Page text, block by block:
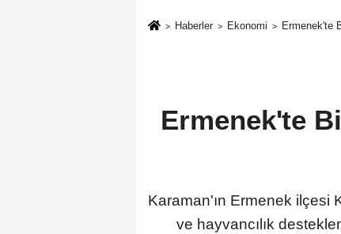
Haberler Ekonomi Ermenek'te
Ermenek'te
Karaman'ın Ermenek ilçesi
ve hayvancılık